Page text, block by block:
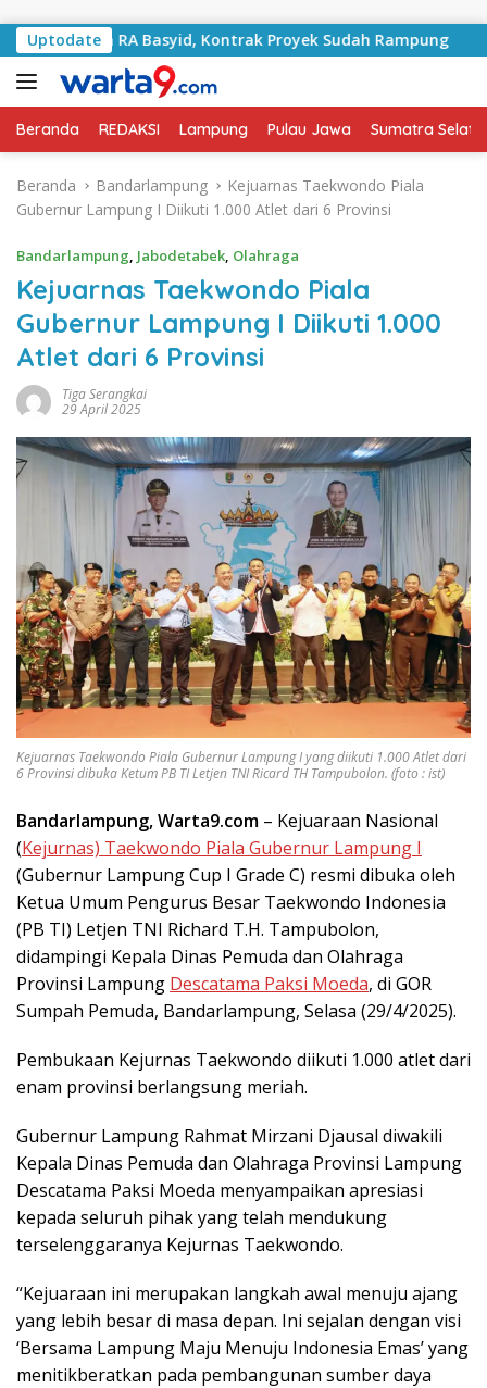
Uptodate
RA Basyid, Kontrak Proyek Sudah Rampung
Beranda REDAKSI Lampung Pulau Jawa Sumatra
Beranda Bandarlampung
Kejuarnas Taekwondo Piala
Gubernur Lampung I Diikuti 1.000 Atlet dari 6 Provinsi
Bandarlampung, Jabodetabek, Olahraga
Kejuarnas Taekwondo Piala
Gubernur Lampung I Diikuti 1.000
Atlet dari 6 Provinsi
Tiga Serangkai
29 April 2025
Kejuarnas Taekwondo Piala Gubernur Lampung I yang diikuti 1.000 Atlet dari
6 Provinsi dibuka Ketum PB TI Letjen TNI Ricard TH Tampubolon. (foto : ist)
Bandarlampung, Warta9.com – Kejuaraan Nasional
(Kejurnas) Taekwondo Piala Gubernur Lampung I
(Gubernur Lampung Cup I Grade C) resmi dibuka oleh
Ketua Umum Pengurus Besar Taekwondo Indonesia
(PB TI) Letjen TNI Richard T.H. Tampubolon,
didampingi Kepala Dinas Pemuda dan Olahraga
Provinsi Lampung Descatama Paksi Moeda, di GOR
Sumpah Pemuda, Bandarlampung, Selasa (29/4/2025).
Pembukaan Kejurnas Taekwondo diikuti 1.000 atlet dari
enam provinsi berlangsung meriah.
Gubernur Lampung Rahmat Mirzani Djausal diwakili
Kepala Dinas Pemuda dan Olahraga Provinsi Lampung
Descatama Paksi Moeda menyampaikan apresiasi
kepada seluruh pihak yang telah mendukung
terselenggaranya Kejurnas Taekwondo.
“Kejuaraan ini merupakan langkah awal menuju ajang
yang lebih besar di masa depan. Ini sejalan dengan visi
‘Bersama Lampung Maju Menuju Indonesia Emas’ yang
menitikberatkan pada pembangunan sumber daya